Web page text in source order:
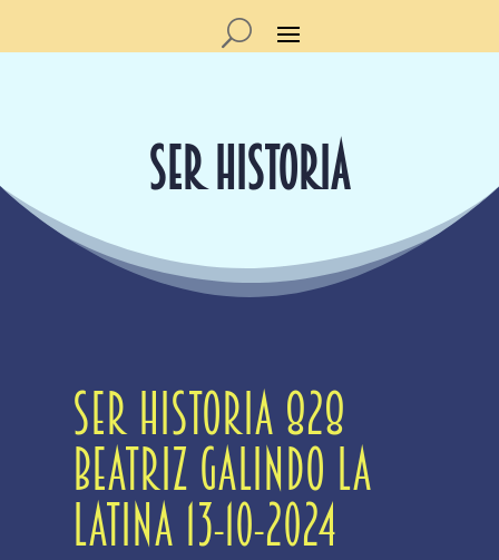
SER HISTORIA
Ser Historia 828
Beatriz Galindo La
Latina 13-10-2024